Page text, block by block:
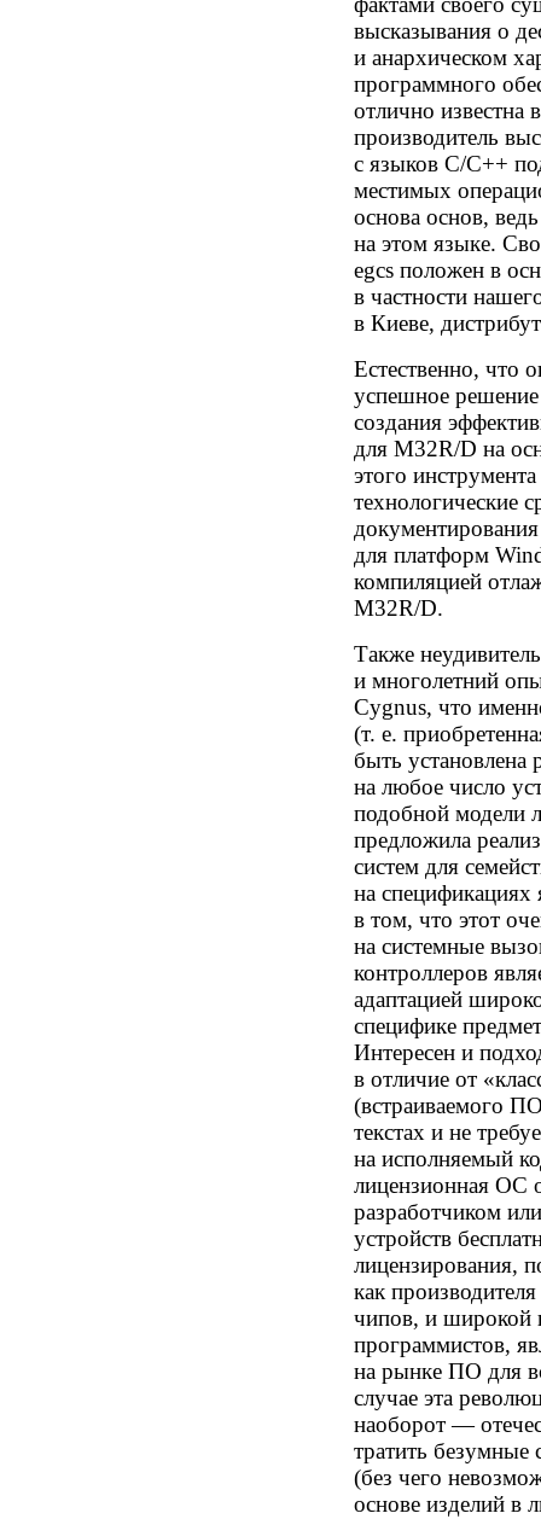
высказывания о
и анархическом
программного
отлично известна
производитель
с языков C/C++
местимых
основа основ,
на этом языке.
egcs положен в
в частности
в Киеве,
Естественно, что
успешное решение
создания
для M32R/D на
этого
технологические
для платформ
компиляцией
M32R/D.
Также
и многолетний
Cygnus, что
(т. е.
быть установлена
на любое число
подобной модели
предложила
систем для
на спецификациях
в том, что этот
на системные
контроллеров
адаптацией
специфике
Интересен и
в отличие от
(встраиваемого
текстах и не
на исполняемый
лицензионная ОС
разработчиком
устройств
лицензирования,
как
чипов, и широкой
программистов,
на рынке ПО для
случае эта
наоборот —
тратить
(без чего
основе изделий в